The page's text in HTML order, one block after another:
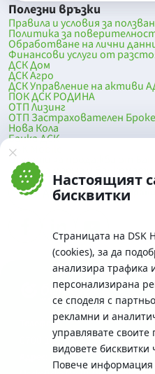
Настоящият
бисквитки
Страницата на DSK
(cookies), за да
анализира трафика
персонализирана
се споделя с
рекламни и
управлявате
видовете бисквитки
Повече информация
Полезни връзки
Правила и условия за
Политика за
Обработване на лични
Финансови услуги от
ДСК Дом
ДСК Агро
ДСК Управление на активи
ПОК ДСК РОДИНА
ОТП Лизинг
ОТП Застрахователен
Нова Кола
Банка ДСК
DSK Mobile
Оферти за продажба от
Клонова мрежа и банкомати
До началото на
Телефон:
0700 10 375 / *2375